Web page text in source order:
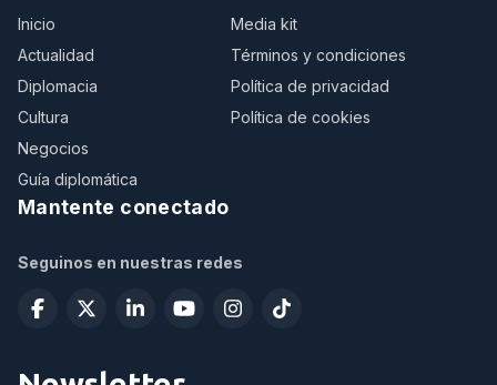
Inicio
Actualidad
Diplomacia
Cultura
Negocios
Guía diplomática
Media kit
Términos y condiciones
Política de privacidad
Política de cookies
Mantente conectado
Seguinos en nuestras redes